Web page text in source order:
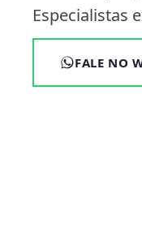
Especialistas
FALE NO